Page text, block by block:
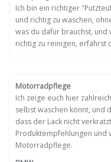
Ich bin ein richtiger
und richtig zu waschen,
was du dafür brauchst, und
richtig zu reinigen, erfährst
Motorradpflege
Ich zeige euch hier
selbst waschen könnt, und
dass der Lack nicht
Produktempfehlungen und
Motorradpflege.